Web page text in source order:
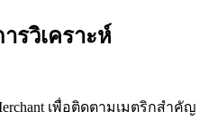
รวิเคราะห์
เพื่อติดตามเมตริกสำคัญ